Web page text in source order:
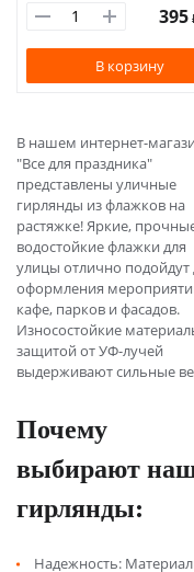
395
В корзину
В нашем интернет-
"Все для праздника"
представлены уличные
гирлянды из флажков на
растяжке! Яркие,
водостойкие флажки для
улицы отлично подойдут
оформления
кафе, парков и фасадов.
Износостойкие
защитой от УФ-лучей
выдерживают сильные
Почему
выбирают
гирлянды:
Надежность: